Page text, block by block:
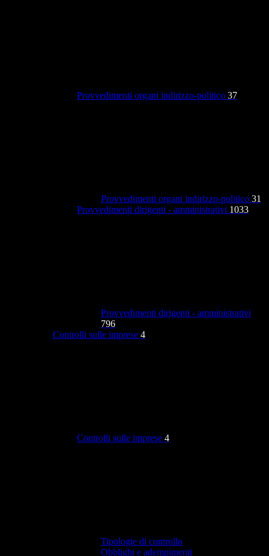
Provvedimenti organi indirizzo-politico 37
Provvedimenti organi indirizzo-politico 31
Provvedimenti dirigenti - amministrativi 1033
Provvedimenti dirigenti - amministrativi
796
Controlli sulle imprese 4
Controlli sulle imprese 4
Tipologie di controllo
Obblighi e adempimenti